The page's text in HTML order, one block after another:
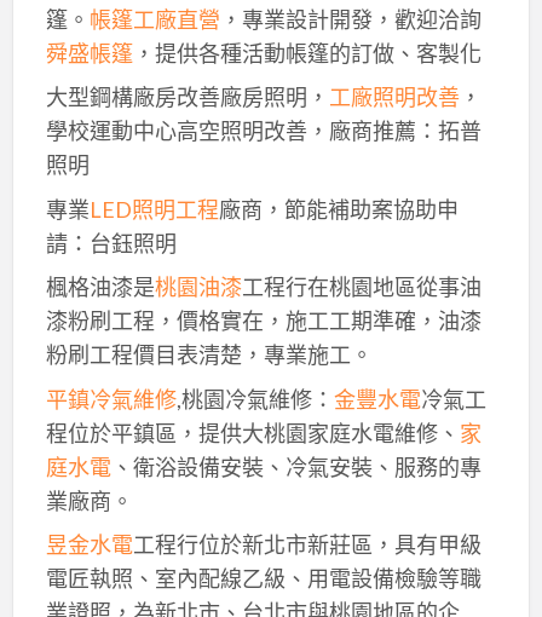
篷。 帳篷工廠直營 ，專業設計開發，歡迎洽詢
舜盛帳篷，提供各種活動帳篷的訂做、客製化
大型鋼構廠房改善廠房照明， 工廠照明改善，
學校運動中心高空照明改善，廠商推薦：拓普
照明
專業LED照明工程廠商，節能補助案協助申
請：台鈺照明
楓格油漆是桃園油漆工程行在桃園地區從事油
漆粉刷工程，價格實在，施工工期準確，油漆
粉刷工程價目表清楚，專業施工。
平鎮冷氣維修,桃園冷氣維修： 金豐水電冷氣工
程位於平鎮區，提供大桃園家庭水電維修、 家
庭水電、衛浴設備安裝、冷氣安裝、服務的專
業廠商。
昱金水電工程行位於新北市新莊區，具有甲級
電匠執照、室內配線乙級、用電設備檢驗等職